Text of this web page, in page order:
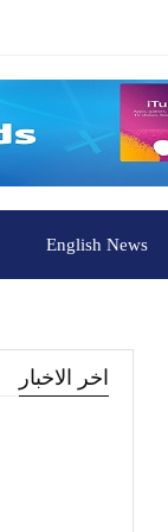
English News
اخر الاخبار